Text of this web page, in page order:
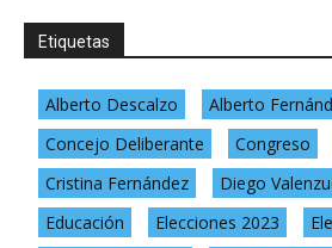
Etiquetas
Alberto Descalzo Alberto
Concejo Deliberante
Congreso
Cristina Fernández
Diego
Educación
Elecciones 2023